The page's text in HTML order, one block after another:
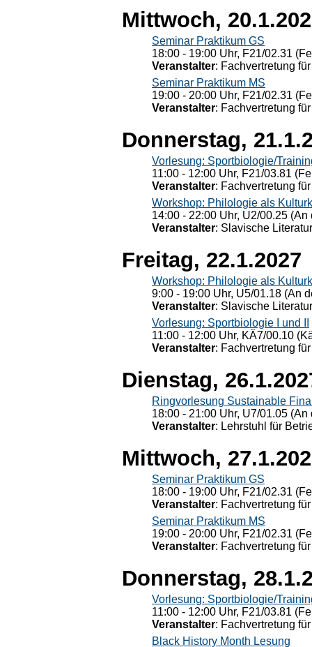
Mittwoch,
Seminar Praktikum GS
18:00 - 19:00 Uhr, F21/02.31
Veranstalter: Fachvertretung
Seminar Praktikum MS
19:00 - 20:00 Uhr, F21/02.31
Veranstalter: Fachvertretung
Donnerstag,
Vorlesung: Sportbiologie/
11:00 - 12:00 Uhr, F21/03.81
Veranstalter: Fachvertretung
Workshop: Philologie als
14:00 - 22:00 Uhr, U2/00.25
Veranstalter: Slavische
Freitag, 22.1.2027
Workshop: Philologie als
9:00 - 19:00 Uhr, U5/01.18 (An
Veranstalter: Slavische
Vorlesung: Sportbiologie I und II
11:00 - 12:00 Uhr, KÄ7/00.10
Veranstalter: Fachvertretung
Dienstag,
Ringvorlesung Sustainable
18:00 - 21:00 Uhr, U7/01.05
Veranstalter: Lehrstuhl für
Mittwoch,
Seminar Praktikum GS
18:00 - 19:00 Uhr, F21/02.31
Veranstalter: Fachvertretung
Seminar Praktikum MS
19:00 - 20:00 Uhr, F21/02.31
Veranstalter: Fachvertretung
Donnerstag,
Vorlesung: Sportbiologie/
11:00 - 12:00 Uhr, F21/03.81
Veranstalter: Fachvertretung
Black History Month Lesung